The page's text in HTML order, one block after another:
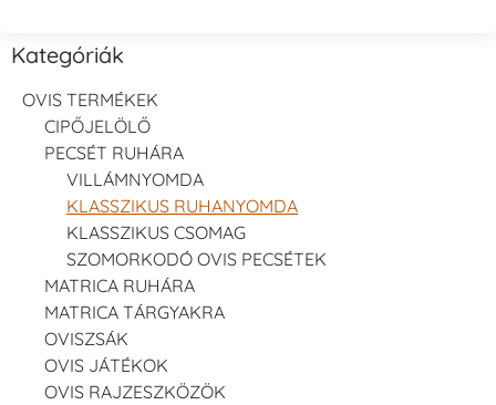
Kategóriák
OVIS TERMÉKEK
CIPŐJELÖLŐ
PECSÉT RUHÁRA
VILLÁMNYOMDA
KLASSZIKUS RUHANYOMDA
KLASSZIKUS CSOMAG
SZOMORKODÓ OVIS PECSÉTEK
MATRICA RUHÁRA
MATRICA TÁRGYAKRA
OVISZSÁK
OVIS JÁTÉKOK
OVIS RAJZESZKÖZÖK